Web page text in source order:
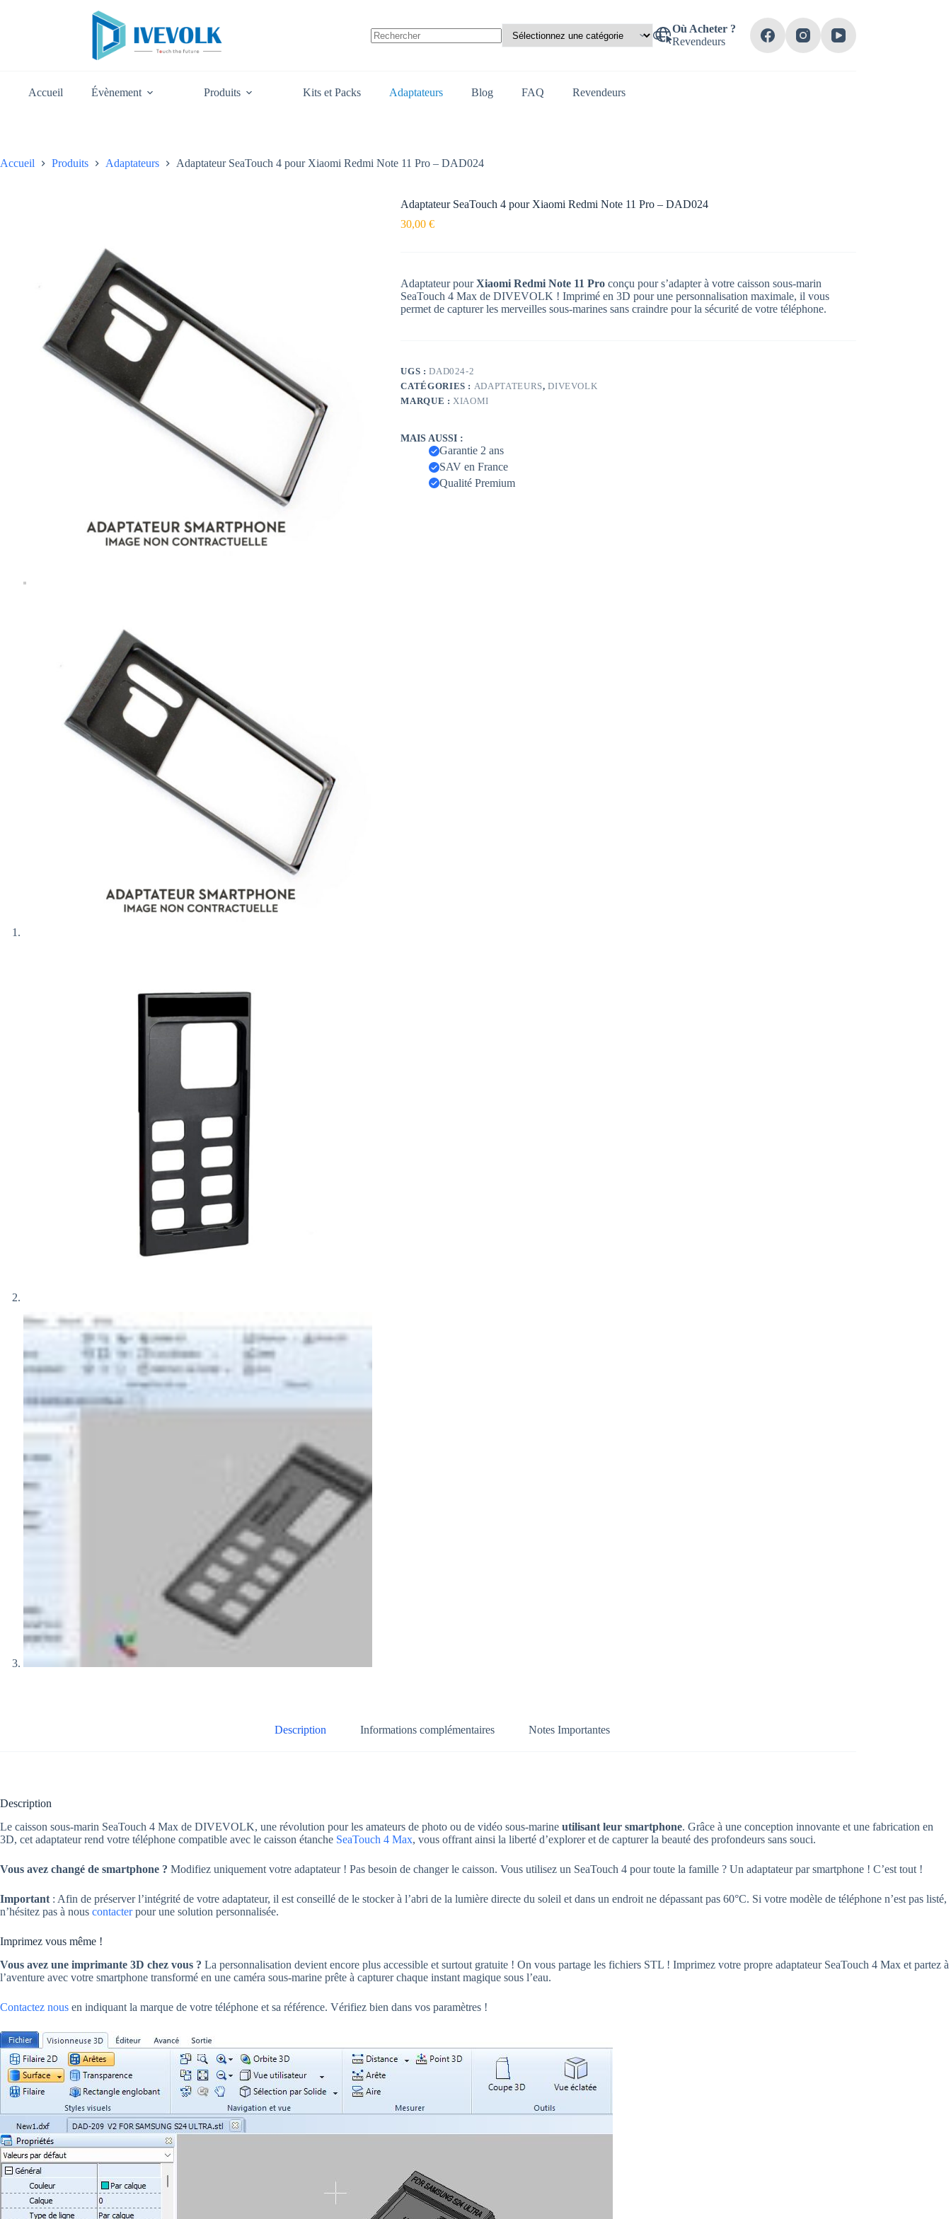
Où Acheter ?
Revendeurs
Accueil Évènement Produits Kits et Packs Adaptateurs Blog FAQ Revendeurs
Accueil Produits Adaptateurs Adaptateur SeaTouch 4 pour Xiaomi Redmi Note 11 Pro – DAD024
Adaptateur SeaTouch 4 pour Xiaomi Redmi Note 11 Pro – DAD024
30,00€
Adaptateur pourXiaomi Redmi Note 11 Pro conçu pour s’adapter à votre caisson sous-marin
SeaTouch 4 Max de DIVEVOLK ! Imprimé en 3D pour une personnalisation maximale, il vous
permet de capturer les merveilles sous-marines sans craindre pour la sécurité de votre téléphone.
UGS :DAD024-2
CATÉGORIES : ADAPTATEURS,DIVEVOLK
MARQUE :XIAOMI
MAIS AUSSI :
Garantie 2 ans
SAV en France
Qualité Premium
Description Informations complémentaires Notes Importantes
Description
Le caisson sous-marin SeaTouch 4 Max de DIVEVOLK, une révolution pour les amateurs de photo ou de vidéo sous-marine utilisant leur smartphone. Grâce à une conception innovante et une fabrication en
3D, cet adaptateur rend votre téléphone compatible avec le caisson étanche SeaTouch 4 Max, vous offrant ainsi la liberté d’explorer et de capturer la beauté des profondeurs sans souci.
Vous avez changé de smartphone ? Modifiez uniquement votre adaptateur ! Pas besoin de changer le caisson. Vous utilisez un SeaTouch 4 pour toute la famille ? Un adaptateur par smartphone ! C’est tout !
Important : Afin de préserver l’intégrité de votre adaptateur, il est conseillé de le stocker à l’abri de la lumière directe du soleil et dans un endroit ne dépassant pas 60°C. Si votre modèle de téléphone n’est pas listé,
n’hésitez pas à nous contacterpour une solution personnalisée.
Imprimez vous même !
Vous avez une imprimante 3D chez vous ? La personnalisation devient encore plus accessible et surtout gratuite ! On vous partage les fichiers STL ! Imprimez votre propre adaptateur SeaTouch 4 Max et partez à
l’aventure avec votre smartphone transformé en une caméra sous-marine prête à capturer chaque instant magique sous l’eau.
Contactez nous en indiquant la marque de votre téléphone et sa référence. Vérifiez bien dans vos paramètres !